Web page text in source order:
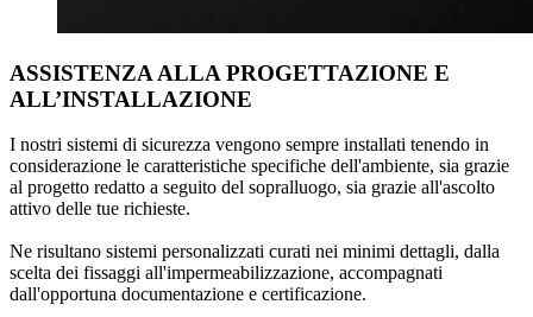
ASSISTENZA ALLA PROGETTAZIONE E
ALL’INSTALLAZIONE
I nostri sistemi di sicurezza vengono sempre installati tenendo in
considerazione le caratteristiche specifiche dell'ambiente, sia grazie
al progetto redatto a seguito del sopralluogo, sia grazie all'ascolto
attivo delle tue richieste.
Ne risultano sistemi personalizzati curati nei minimi dettagli, dalla
scelta dei fissaggi all'impermeabilizzazione, accompagnati
dall'opportuna documentazione e certificazione.